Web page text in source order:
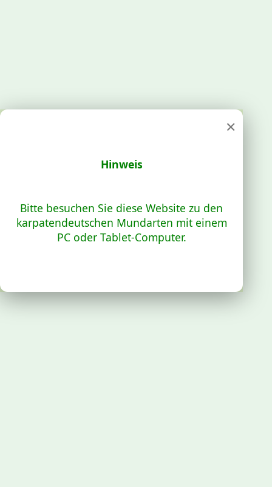
×
Hinweis
Bitte besuchen Sie diese Website zu den
karpatendeutschen Mundarten mit einem
PC oder Tablet-Computer.